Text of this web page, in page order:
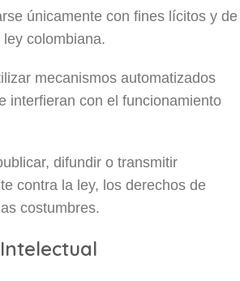
únicamente con fines lícitos y de
colombiana.
mecanismos automatizados
interfieran con el funcionamiento
difundir o transmitir
contra la ley, los derechos de
costumbres.